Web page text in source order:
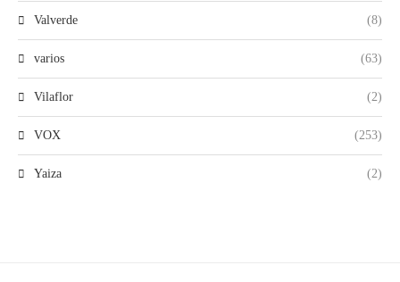
Valverde (8)
varios (63)
Vilaflor (2)
VOX (253)
Yaiza (2)